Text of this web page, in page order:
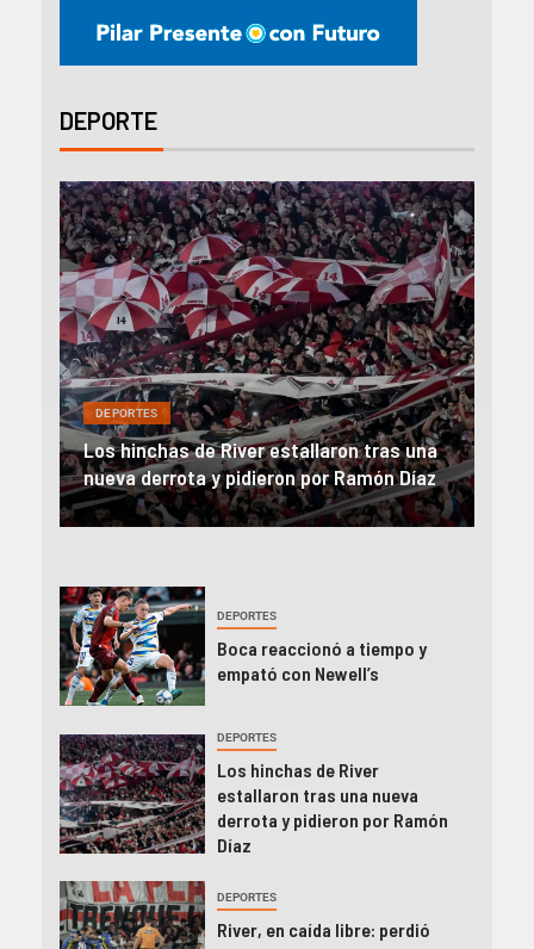
DEPORTE
DEPORTES
River, en caída libre: perdió con Central y
el Monumental explotó
DEPORTES
Boca reaccionó a tiempo y
empató con Newell’s
DEPORTES
Los hinchas de River
estallaron tras una nueva
derrota y pidieron por Ramón
Díaz
DEPORTES
River, en caída libre: perdió